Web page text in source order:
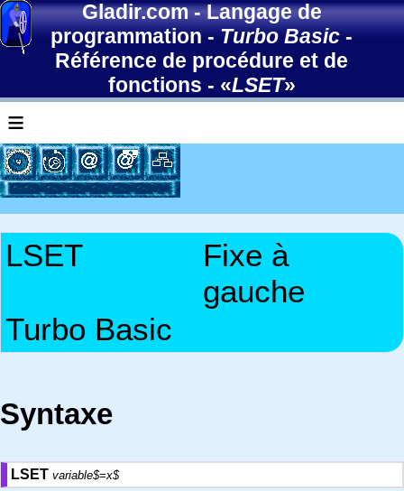
Gladir.com-Langage de
programmation-Turbo Basic-
Référence de procédure et de
fonctions - «LSET»
≡
LSET
Fixe à
gauche
Turbo Basic
Syntaxe
LSET variable$=x$